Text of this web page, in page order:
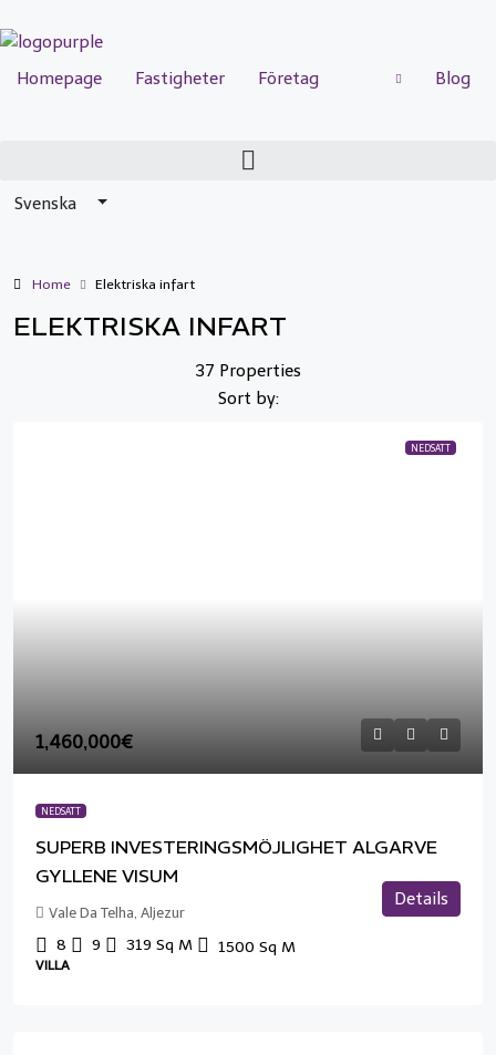
Homepage Fastigheter Företag Blog
Svenska
Home Elektriska infart
ELEKTRISKA INFART
37 Properties
Sort by:
NEDSATT
1,460,000€
NEDSATT
SUPERB INVESTERINGSMÖJLIGHET ALGARVE
GYLLENE VISUM
Vale Da Telha, Aljezur
8 9 319 Sq M 1500 Sq M
VILLA
Details